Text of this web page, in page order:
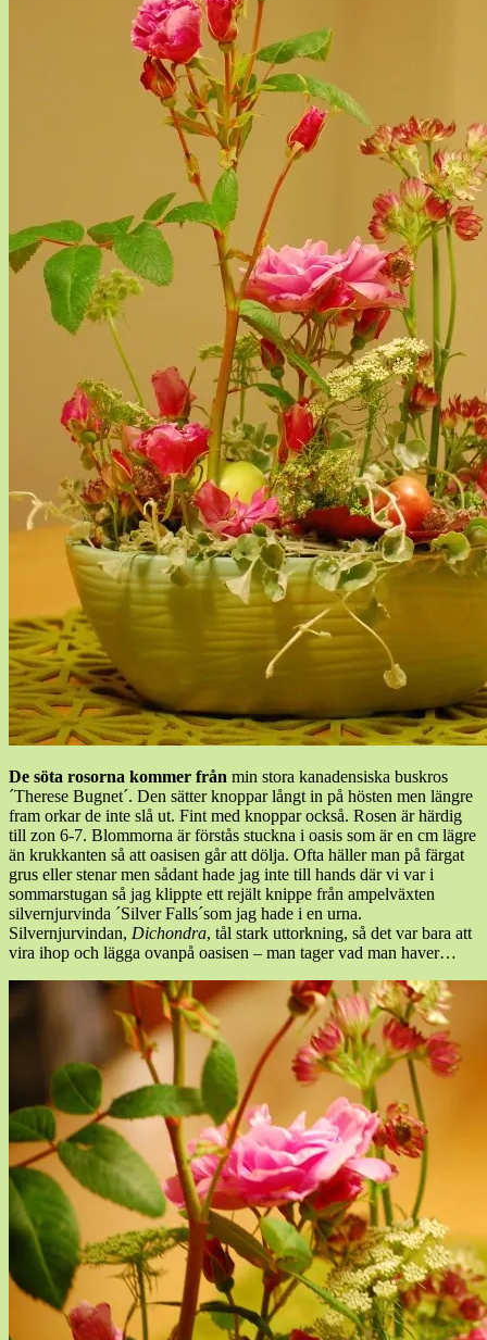
De söta rosorna kommer från min stora kanadensiska buskros
´Therese Bugnet´. Den sätter knoppar långt in på hösten men längre
fram orkar de inte slå ut. Fint med knoppar också. Rosen är härdig
till zon 6-7. Blommorna är förstås stuckna i oasis som är en cm lägre
än krukkanten så att oasisen går att dölja. Ofta häller man på färgat
grus eller stenar men sådant hade jag inte till hands där vi var i
sommarstugan så jag klippte ett rejält knippe från ampelväxten
silvernjurvinda ´Silver Falls´som jag hade i en urna.
Silvernjurvindan, Dichondra, tål stark uttorkning, så det var bara att
vira ihop och lägga ovanpå oasisen – man tager vad man haver…